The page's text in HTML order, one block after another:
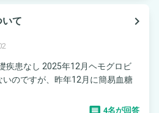
て
navigate_next
患なし 2025年12月ヘモグロビ
いのですが、昨年12月に簡易血糖
4名が回答